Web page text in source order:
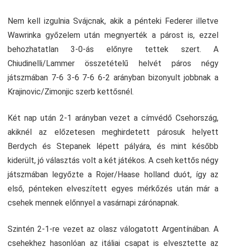
Nem kell izgulnia Svájcnak, akik a pénteki Federer illetve
Wawrinka győzelem után megnyerték a párost is, ezzel
behozhatatlan 3-0-ás előnyre tettek szert. A
Chiudinelli/Lammer összetételű helvét páros négy
játszmában 7-6 3-6 7-6 6-2 arányban bizonyult jobbnak a
Krajinovic/Zimonjic szerb kettősnél.
Két nap után 2-1 arányban vezet a címvédő Csehország,
akiknél az előzetesen meghirdetett párosuk helyett
Berdych és Stepanek lépett pályára, és mint később
kiderült, jó választás volt a két játékos. A cseh kettős négy
játszmában legyőzte a Rojer/Haase holland duót, így az
első, pénteken elveszített egyes mérkőzés után már a
csehek mennek előnnyel a vasárnapi zárónapnak.
Szintén 2-1-re vezet az olasz válogatott Argentínában. A
csehekhez hasonlóan az itáliai csapat is elvesztette az